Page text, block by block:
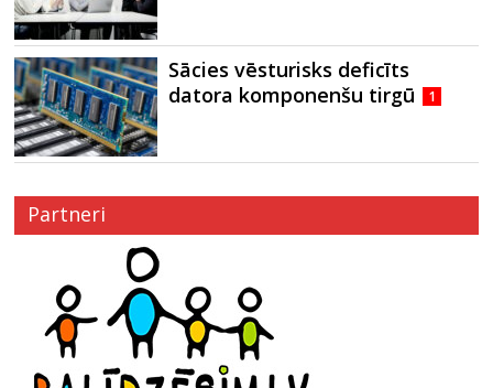
Sācies vēsturisks deficīts
datora komponenšu tirgū
1
Partneri